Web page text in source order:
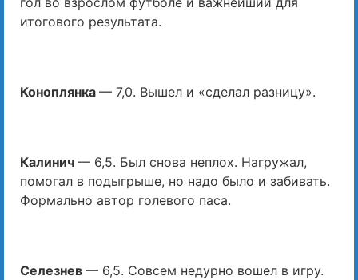
итогового результата.
Коноплянка — 7,0. Вышел и «сделал разницу».
Калинич — 6,5. Был снова неплох. Нагружал,
помогал в подыгрыше, но надо было и забивать.
Формально автор голевого паса.
Селезнев — 6,5. Совсем недурно вошел в игру.